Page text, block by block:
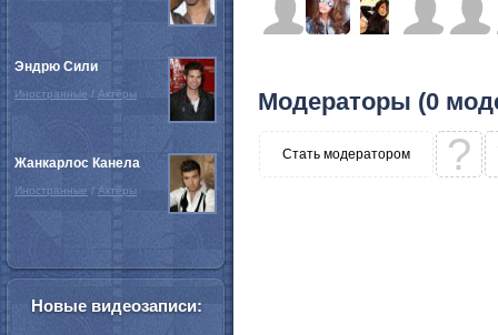
Модераторы (0
Стать модератором ?
Эндрю Сили
Иностранные / Актёры
Жанкарлос Канела
Иностранные / Актёры
Новые видеозаписи: